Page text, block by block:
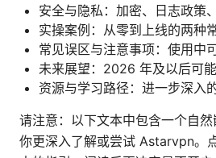
安全与隐私：加密、日志政策
实操案例：从零到上线的两种
常见误区与注意事项：使用中
未来展望：2026 年及以后可
资源与学习路径：进一步深入
请注意：以下文本中包含一个自
你更深入了解或尝试 Astarvpn。